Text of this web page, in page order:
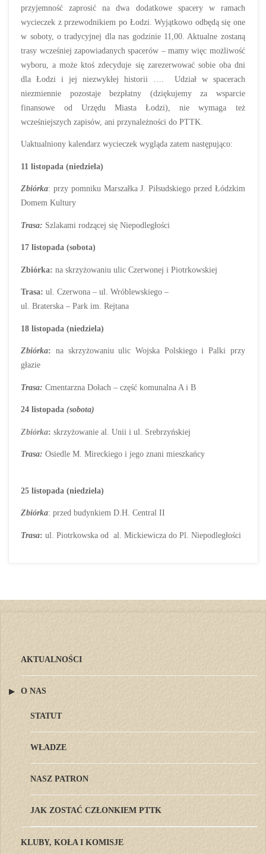
przyjemność zaprosić na dwa dodatkowe spacery w ramach
wycieczek z przewodnikiem po Łodzi. Wyjątkowo odbędą się one
w soboty, o tradycyjnej dla nas godzinie 11,00. Aktualne zostaną
trasy wcześniej zapowiadanych spacerów – mamy więc możliwość
wyboru, a może ktoś zdecyduje się zarezerwować sobie oba dni
dla Łodzi i jej niezwykłej historii ….
Udział w spacerach
niezmiennie pozostaje bezpłatny (dziękujemy za wsparcie
finansowe od Urzędu Miasta Łodzi), nie wymaga też
wcześniejszych zapisów, ani przynależności do PTTK.
Uaktualniony kalendarz wycieczek wygląda zatem następująco:
11 listopada (niedziela)
Zbiórka: przy pomniku Marszałka J. Piłsudskiego przed Łódzkim
Domem Kultury
Trasa: Szlakami rodzącej się Niepodległości
17 listopada (sobota)
Zbiórka:na skrzyżowaniu ulic Czerwonej i Piotrkowskiej
Trasa:ul. Czerwona – ul. Wróblewskiego –
ul. Braterska – Park im. Rejtana
18 listopada (niedziela)
Zbiórka:na skrzyżowaniu ulic Wojska Polskiego i Palki przy
głazie
Trasa: Cmentarzna Dołach – część komunalna A i B
24 listopada (sobota)
Zbiórka:skrzyżowanie al. Unii i ul. Srebrzyńskiej
Trasa: Osiedle M. Mireckiego i jego znani mieszkańcy
25 listopada (niedziela)
Zbiórka: przed budynkiem D.H. Central II
Trasa:ul. Piotrkowska od al. Mickiewicza do Pl. Niepodległości
AKTUALNOŚCI
O NAS
STATUT
WŁADZE
NASZ PATRON
JAK ZOSTAĆ CZŁONKIEM PTTK
KLUBY, KOŁA I KOMISJE